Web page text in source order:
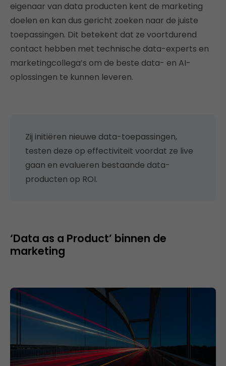
eigenaar van data producten kent de marketing
doelen en kan dus gericht zoeken naar de juiste
toepassingen. Dit betekent dat ze voortdurend
contact hebben met technische data-experts en
marketingcollega’s om de beste data- en AI-
oplossingen te kunnen leveren.
Zij initiëren nieuwe data-toepassingen,
testen deze op effectiviteit voordat ze live
gaan en evalueren bestaande data-
producten op ROI.
‘Data as a Product’ binnen de
marketing